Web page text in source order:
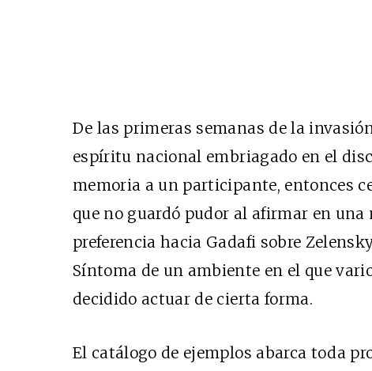
De las primeras semanas de la
espíritu nacional embriagado en el
memoria a un participante, entonces
que no guardó pudor al afirmar en una
preferencia hacia Gadafi sobre
Síntoma de un ambiente en el que
decidido actuar de cierta forma.
El catálogo de ejemplos abarca toda